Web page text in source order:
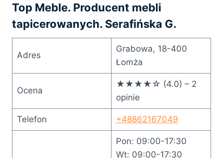
Top Meble. Producent mebli
tapicerowanych. Serafińska G.
Adres
Grabowa, 18-400
Łomża
Ocena
★★★★☆ (4.0) – 2
opinie
Telefon +48862167049
Pon: 09:00-17:30
Wt: 09:00-17:30